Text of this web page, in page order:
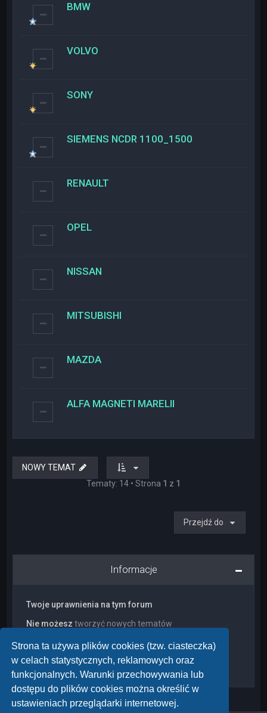
Strona ta używa plików cookies (tzw. ciasteczka)
w celach statystycznych, reklamowych oraz
funkcjonalnych. Warunki przechowywania lub
dostępu do plików cookies można określić w
ustawieniach przeglądarki internetowej.
BMW
VOLVO
SONY
SIEMENS NCDR 1100_1500
RENAULT
OPEL
NISSAN
MITSUBISHI
MAZDA
ALFA MAGNETI MARELII
NOWY TEMAT
Tematy: 14 • Strona 1 z 1
Przejdź do
Informacje
Twoje uprawnienia na tym forum
Nie możesz tworzyć nowych tematów
Nie możeszzmieniać swoich postów
Nie możesz
usuwać swoich postów
Nie możeszdodawać załączników